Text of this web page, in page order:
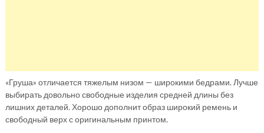
«Груша» отличается тяжелым низом — широкими бедрами. Лучше
выбирать довольно свободные изделия средней длины без
лишних деталей. Хорошо дополнит образ широкий ремень и
свободный верх с оригинальным принтом.